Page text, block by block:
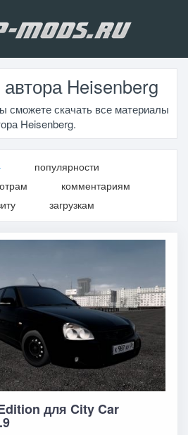
Heisenberg
сможете скачать все материалы
Heisenberg.
популярности
комментариям
загрузкам
для City Car